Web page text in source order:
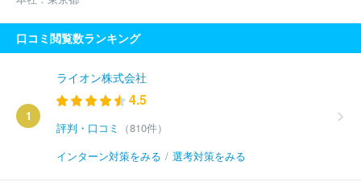
口コミ閲覧数ランキング
1
ライオン株式会社
4.5
評判・口コミ
（810件）
インターン対策をみる / 選考対策をみる